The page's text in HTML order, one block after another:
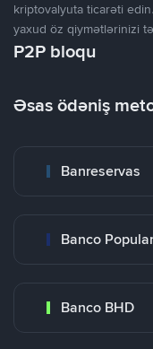
kriptovalyuta ticarəti
yaxud öz qiymətlərinizi
P2P bloqu
Əsas ödəniş
Banreservas
Banco Popular
Banco BHD